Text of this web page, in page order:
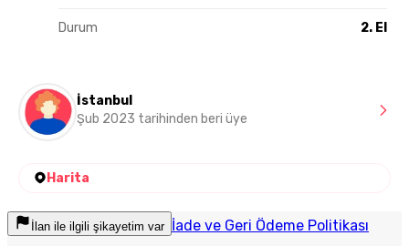
Durum 2. El
İstanbul
Şub 2023 tarihinden beri üye
Harita
İlan ile ilgili şikayetim var İade ve Geri Ödeme Politikası